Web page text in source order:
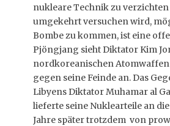
nukleare Technik zu
umgekehrt versuchen wird,
Bombe zu kommen, ist eine
Pjöngjang sieht Diktator Kim
nordkoreanischen Atomwaffen
gegen seine Feinde an. Das
Libyens Diktator Muhamar al
lieferte seine Nuklearteile an
Jahre später trotzdem von